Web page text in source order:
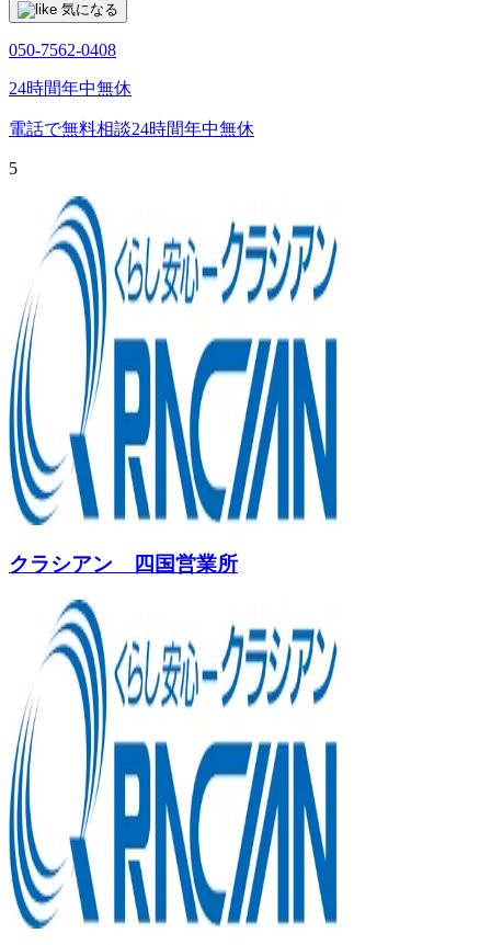
気になる
050-7562-0408
24時間年中無休
電話で無料相談24時間年中無休
5
クラシアン 四国営業所